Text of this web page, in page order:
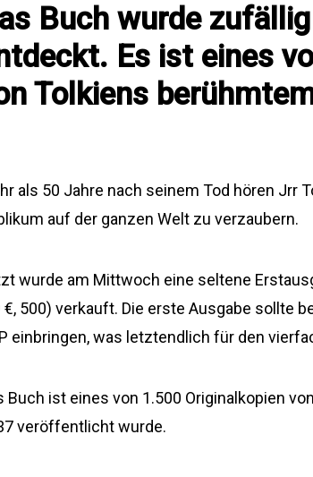
Buch wurde
Es ist eines
Tolkiens
als 50 Jahre nach seinem Tod hören Jrr
auf der ganzen Welt zu verzaubern.
wurde am Mittwoch eine seltene
€, 500) verkauft. Die erste Ausgabe sollte
einbringen, was letztendlich für den
Buch ist eines von 1.500 Originalkopien
veröffentlicht wurde.